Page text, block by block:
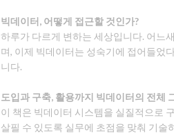
빅데이터, 어떻게 접근할 것인가?
하루가 다르게 변하는 세상입니다. 어느
며, 이제 빅데이터는 성숙기에 접어들었
니다.
도입과 구축, 활용까지 빅데이터의 전체
이 책은 빅데이터 시스템을 실질적으로
살필 수 있도록 실무에 초점을 맞춰 기